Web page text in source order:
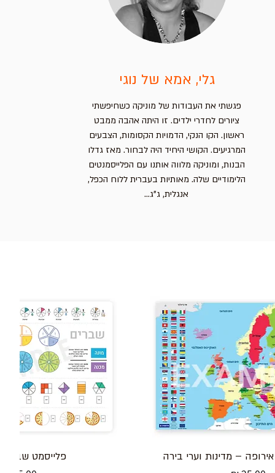
גלי, אמא של נוגי
פגשתי את העבודות של מוניקה כשחיפשתי
ציורים לחדרי ילדים. זו היתה אהבה ממבט
ראשון. הקו הנקי, הדמויות הקסומות, הצבעים
המרגיעים. הקושי היחיד היה לבחור. מאז גדלו
הבנות, ומוניקה מלווה אותנו עם הפלייסמנטים
הלימודיים שלה. מאותיות בעברית ללוח הכפל,
אנגלית, ג"ג...
– מדינות וערי בירה פלייסמט שברים